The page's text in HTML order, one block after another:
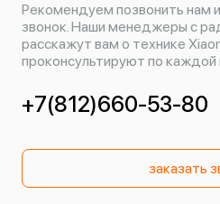
Рекомендуем позвонить нам
звонок. Наши менеджеры с
расскажут вам о технике
проконсультируют по
+7(812)660-53-80
заказать